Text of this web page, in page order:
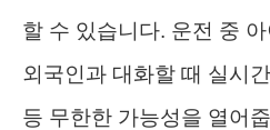
할 수 있습니다. 운전 중
외국인과 대화할 때 실시
등 무한한 가능성을 열어